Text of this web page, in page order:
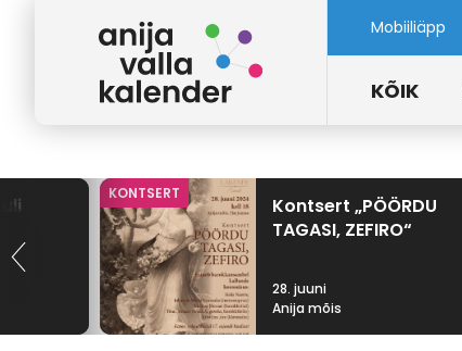
Mobiiliäpp
KÕIK
KONTSERT
Kontsert „PÖÖRDU
TAGASI, ZEFIRO“
28. juuni
Anija mõis